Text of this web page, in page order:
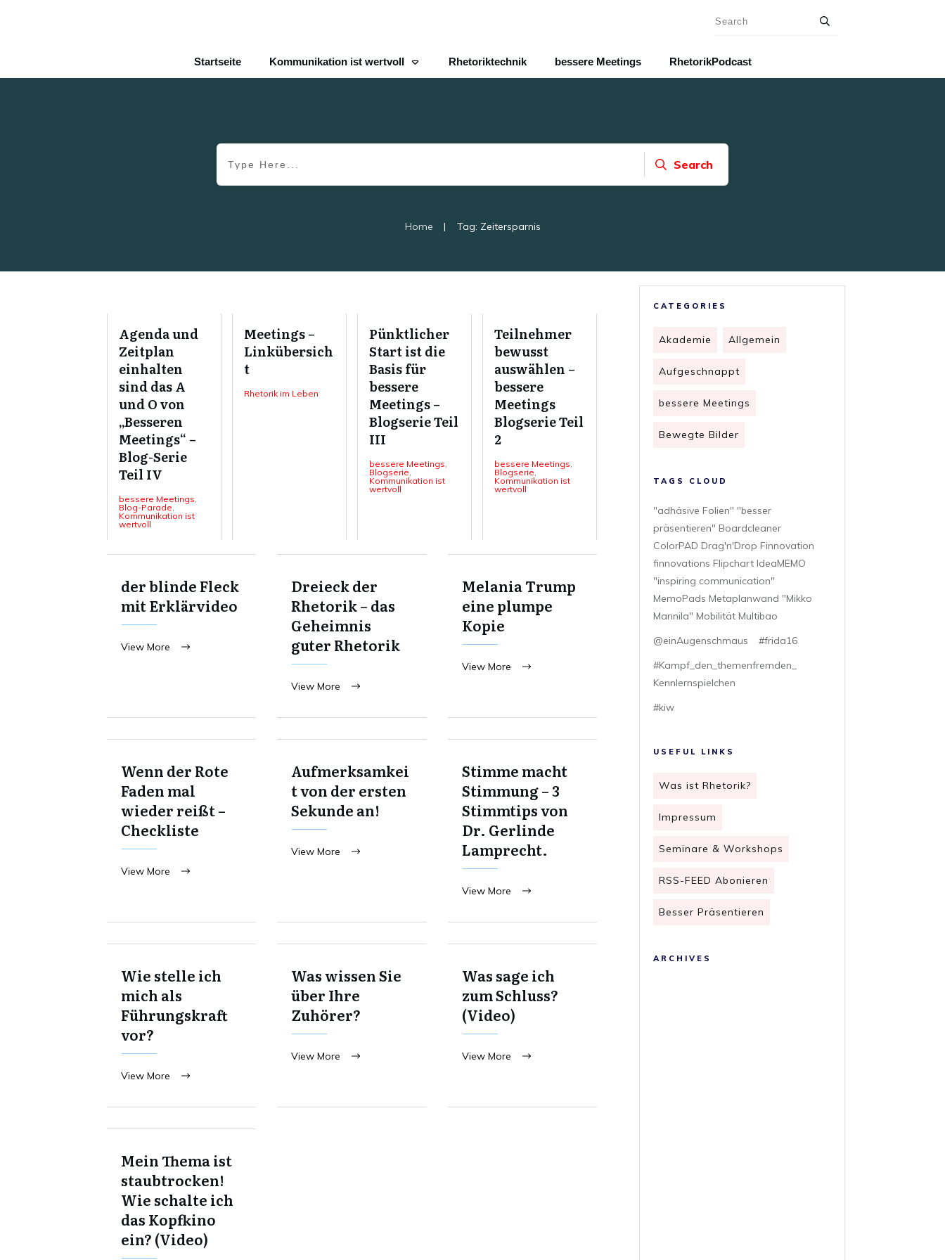
Startseite Kommunikation ist wertvoll Rhetoriktechnik bessere Meetings RhetorikPodcast
Search
Home | Tag: Zeitersparnis
Agenda und
Zeitplan
einhalten
sind das A
und O von
„Besseren
Meetings“ –
Blog-Serie
Teil IV
bessere Meetings,
Blog-Parade,
Kommunikation ist
wertvoll
Meetings –
Linkübersich
t
Rhetorik im Leben
Pünktlicher
Start ist die
Basis für
bessere
Meetings –
Blogserie Teil
III
bessere Meetings,
Blogserie,
Kommunikation ist
wertvoll
Teilnehmer
bewusst
auswählen –
bessere
Meetings
Blogserie Teil
2
bessere Meetings,
Blogserie,
Kommunikation ist
wertvoll
der blinde Fleck
mit Erklärvideo
View More
Dreieck der
Rhetorik – das
Geheimnis
guter Rhetorik
View More
Melania Trump
eine plumpe
Kopie
View More
Wenn der Rote
Faden mal
wieder reißt –
Checkliste
View More
Aufmerksamkei
t von der ersten
Sekunde an!
View More
Stimme macht
Stimmung – 3
Stimmtips von
Dr. Gerlinde
Lamprecht.
View More
Wie stelle ich
mich als
Führungskraft
vor?
View More
Was wissen Sie
über Ihre
Zuhörer?
View More
Was sage ich
zum Schluss?
(Video)
View More
Mein Thema ist
staubtrocken!
Wie schalte ich
das Kopfkino
ein? (Video)
CATEGORIES
Akademie Allgemein
Aufgeschnappt
bessere Meetings
Bewegte Bilder
TAGS CLOUD
"adhäsive Folien" "besser
präsentieren" Boardcleaner
ColorPAD Drag'n'Drop Finnovation
finnovations Flipchart IdeaMEMO
"inspiring communication"
MemoPads Metaplanwand "Mikko
Mannila" Mobilität Multibao
@einAugenschmaus
#frida16
#Kampf_den_themenfremden_
Kennlernspielchen
#kiw
USEFUL LINKS
Was ist Rhetorik?
Impressum
Seminare & Workshops
RSS-FEED Abonieren
Besser Präsentieren
ARCHIVES